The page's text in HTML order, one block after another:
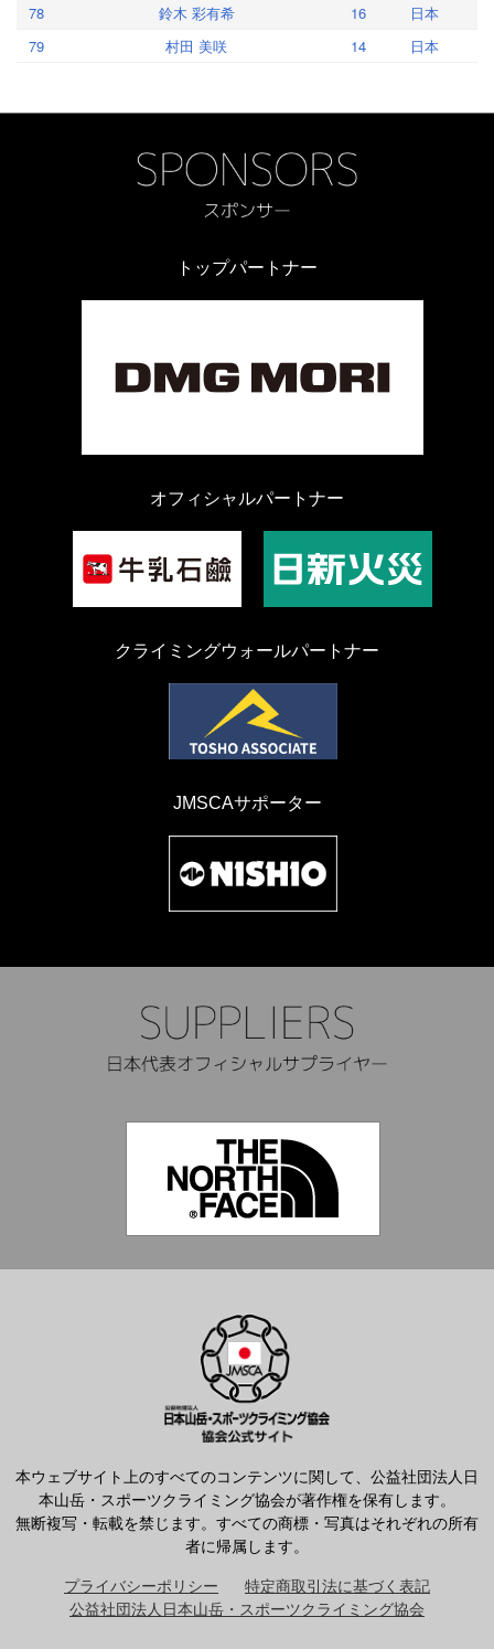
78
鈴木 彩有希 16
日本
79
村田 美咲 14 日本
トップパートナー
オフィシャルパートナー
クライミングウォールパートナー
JMSCAサポーター
本ウェブサイト上のすべてのコンテンツに関して、公益社団法人日
本山岳・スポーツクライミング協会が著作権を保有します。
無断複写・転載を禁じます。すべての商標・写真はそれぞれの所有
者に帰属します。
プライバシーポリシー
特定商取引法に基づく表記
公益社団法人日本山岳・スポーツクライミング協会